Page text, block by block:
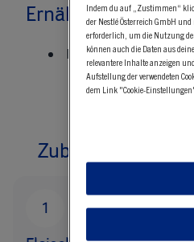
Energie :176 kcal
Zubereitung
Indem du auf „Zustimmen“
der Nestlé Österreich GmbH
erforderlich, um die Nutzung
können auch die Daten aus
relevantere Inhalte anzeigen
Aufstellung der verwendeten
dem Link "Cookie-